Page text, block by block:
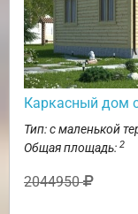
Каркасный дом
Тип: с маленькой
Общая площадь: 2
2044950